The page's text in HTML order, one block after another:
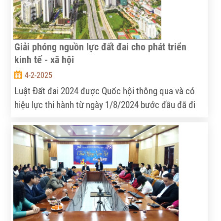
lý tổng hợp tài nguyên nước được đưa vào hệ thống
pháp luật, phù hợp với thông lệ quốc tế.
Giải phóng nguồn lực đất đai cho phát triển
kinh tế - xã hội
4-2-2025
Luật Đất đai 2024 được Quốc hội thông qua và có
hiệu lực thi hành từ ngày 1/8/2024 bước đầu đã đi
hoàn thiện thể chế, chính sách, nâng cao hiệu lực,
hiệu quả quản lý và sử dụng đất. Do đó, việc kịp thời
ban hành văn bản quy định chi tiết để đồng bộ thi
hành là nhiệm vụ có vai trò quyết định để đưa các
chính sách đổi mới này vào cuộc sống.Sau gần 3
năm tổng kết thi hành, xây dựng Dự thảo, lấy ý kiến
nhân dân và các cơ quan, tổ chức trên toàn quốc;